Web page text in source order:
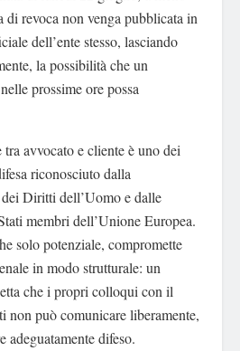
di revoca non venga pubblicata in
dell’ente stesso, lasciando
la possibilità che un
prossime ore possa
avvocato e cliente è uno dei
riconosciuto dalla
Diritti dell’Uomo e dalle
membri dell’Unione Europea.
solo potenziale, compromette
in modo strutturale: un
che i propri colloqui con il
non può comunicare liberamente,
adeguatamente difeso.